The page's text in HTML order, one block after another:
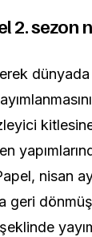
2. sezon
nisan
geri